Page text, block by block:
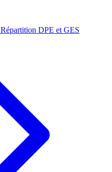
Répartition DPE et GES